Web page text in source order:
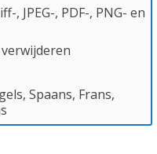
, JPEG-, PDF-, PNG- en
Spaans, Frans,